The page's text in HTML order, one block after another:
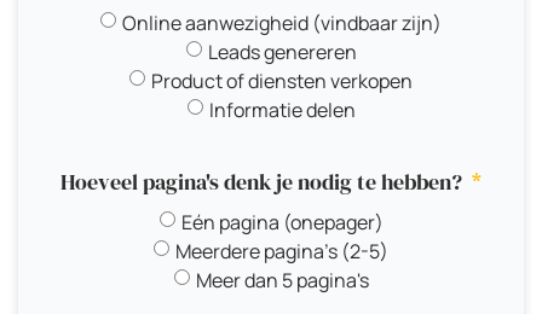
Online aanwezigheid (vindbaar zijn)
Leads genereren
Product of diensten verkopen
Informatie delen
Hoeveel pagina's denk je nodig te hebben?
Eén pagina (onepager)
Meerdere pagina's (2-5)
Meer dan 5 pagina's